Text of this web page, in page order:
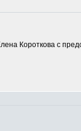
Короткова с